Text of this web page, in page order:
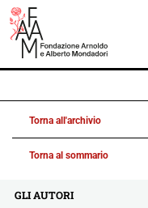
Torna all'archivio
Torna al sommario
GLI AUTORI